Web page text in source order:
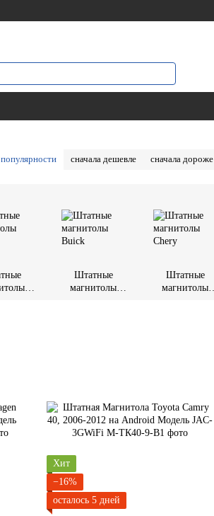
сначала дешевле сначала дороже
Штатные
магнитолы
Штатные
магнитолы
Хит
−16%
осталось 5 дней